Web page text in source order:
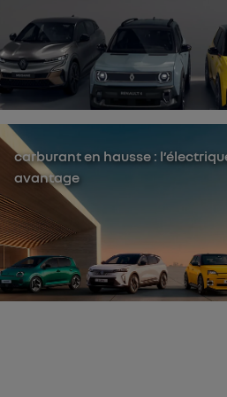
carburant en hausse :
avantage